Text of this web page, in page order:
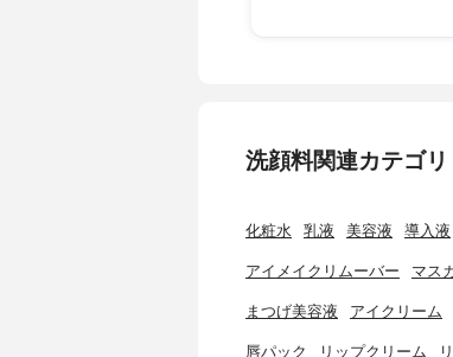
洗顔料関連カテゴ
化粧水 乳液 美容液 導入液
アイメイクリムーバー マス
まつげ美容液 アイクリーム
唇パック リップクリーム